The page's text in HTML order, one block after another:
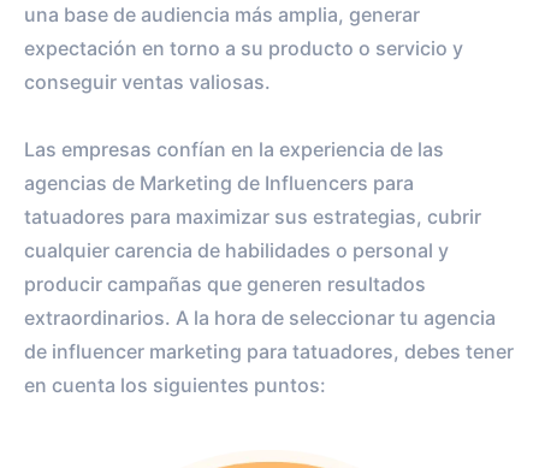
una base de audiencia más amplia, generar
expectación en torno a su producto o servicio y
conseguir ventas valiosas.
Las empresas confían en la experiencia de las
agencias de Marketing de Influencers para
tatuadores para maximizar sus estrategias, cubrir
cualquier carencia de habilidades o personal y
producir campañas que generen resultados
extraordinarios. A la hora de seleccionar tu agencia
de influencer marketing para tatuadores, debes tener
en cuenta los siguientes puntos: